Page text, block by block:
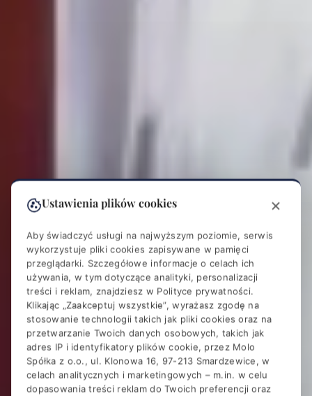
Hotel Magellan Business &
SPA
Ustawienia plików cookies
Aby świadczyć usługi na najwyższym poziomie, serwis
wykorzystuje pliki cookies zapisywane w pamięci
przeglądarki. Szczegółowe informacje o celach ich
używania, w tym dotyczące analityki, personalizacji
treści i reklam, znajdziesz w Polityce prywatności.
Klikając „Zaakceptuj wszystkie”, wyrażasz zgodę na
stosowanie technologii takich jak pliki cookies oraz na
przetwarzanie Twoich danych osobowych, takich jak
adres IP i identyfikatory plików cookie, przez Molo
Spółka z o.o., ul. Klonowa 16, 97-213 Smardzewice, w
celach analitycznych i marketingowych – m.in. w celu
dopasowania treści reklam do Twoich preferencji oraz